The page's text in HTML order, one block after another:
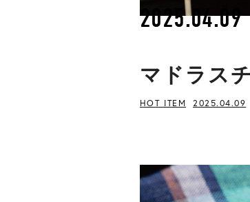
2025.04.09
マドラス
HOT ITEM 2025.04.09